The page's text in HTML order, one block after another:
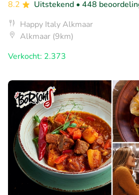
8.2
Uitstekend • 448
Happy Italy Alkmaar
Alkmaar (9km)
Verkocht: 2.373